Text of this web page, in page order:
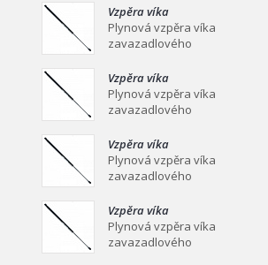
kouřové, sada 2 ks
Kvalitní ofuky
předních ok
Vzpěra víka
zavazadlového
prostoru 631/230
Plynová vzpěra víka
zavazadlového
mm Plynová vzpěra
víka zavazadlového
prostoru Ei
Vzpěra víka
zavazadlového
prostoru 515/196
Plynová vzpěra víka
zavazadlového
mm Plynová vzpěra
víka zavazadlového
prostoru Ei
Vzpěra víka
zavazadlového
prostoru 540/200
Plynová vzpěra víka
zavazadlového
mm Plynová vzpěra
víka zavazadlového
prostoru Ei
Vzpěra víka
zavazadlového
prostoru 639/258
Plynová vzpěra víka
zavazadlového